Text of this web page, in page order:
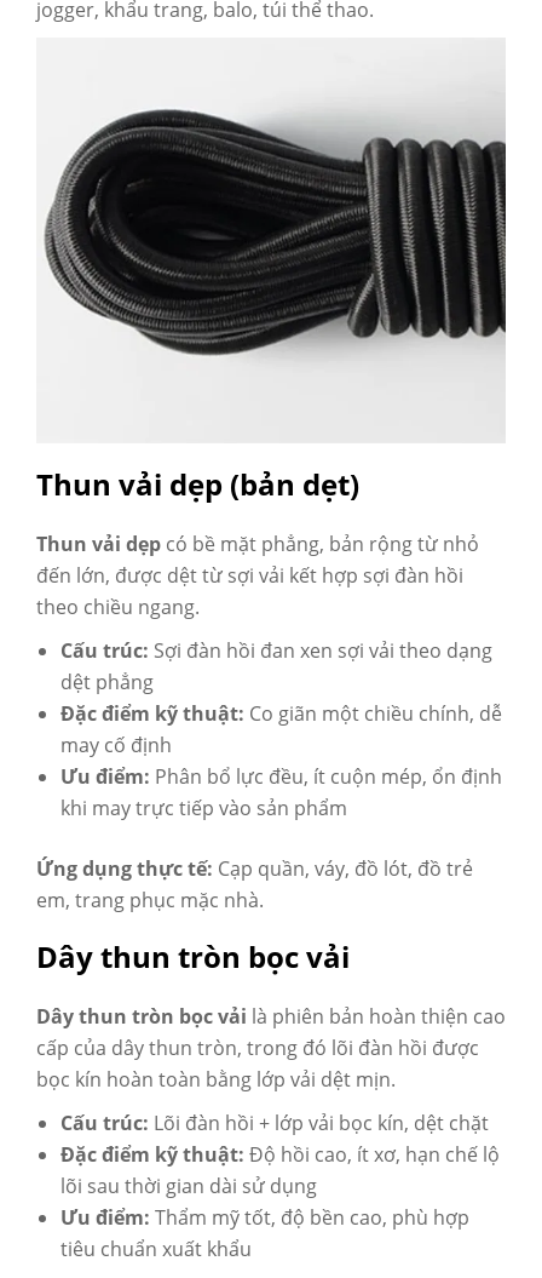
jogger, khẩu trang, balo, túi thể thao.
Thun vải dẹp (bản dẹt)
Thun vải dẹp có bề mặt phẳng, bản rộng từ nhỏ
đến lớn, được dệt từ sợi vải kết hợp sợi đàn hồi
theo chiều ngang.
Cấu trúc: Sợi đàn hồi đan xen sợi vải theo dạng
dệt phẳng
Đặc điểm kỹ thuật: Co giãn một chiều chính, dễ
may cố định
Ưu điểm: Phân bổ lực đều, ít cuộn mép, ổn định
khi may trực tiếp vào sản phẩm
Ứng dụng thực tế: Cạp quần, váy, đồ lót, đồ trẻ
em, trang phục mặc nhà.
Dây thun tròn bọc vải
Dây thun tròn bọc vải là phiên bản hoàn thiện cao
cấp của dây thun tròn, trong đó lõi đàn hồi được
bọc kín hoàn toàn bằng lớp vải dệt mịn.
Cấu trúc: Lõi đàn hồi + lớp vải bọc kín, dệt chặt
Đặc điểm kỹ thuật: Độ hồi cao, ít xơ, hạn chế lộ
lõi sau thời gian dài sử dụng
Ưu điểm: Thẩm mỹ tốt, độ bền cao, phù hợp
tiêu chuẩn xuất khẩu